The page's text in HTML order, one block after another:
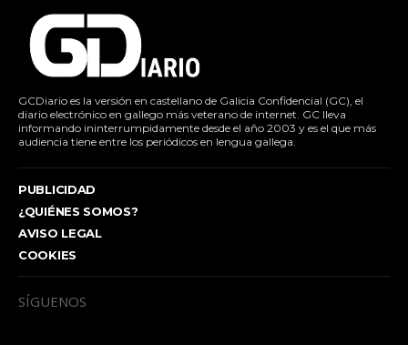
GCDiario es la versión en castellano de Galicia Confidencial (GC), el
diario electrónico en gallego más veterano de internet. GC lleva
informando ininterrumpidamente desde el año 2003 y es el que más
audiencia tiene entre los periódicos en lengua gallega.
PUBLICIDAD
¿QUIÉNES SOMOS?
AVISO LEGAL
COOKIES
SÍGUENOS